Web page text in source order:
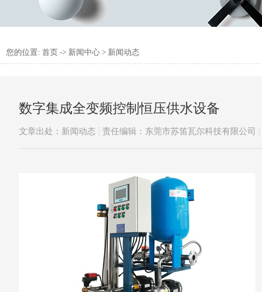
您的位置: 首页 -> 新闻中心 > 新闻动态
数字集成全变频控制恒压供水设备
文章出处：新闻动态 责任编辑：东莞市苏笛瓦尔科技有限公司